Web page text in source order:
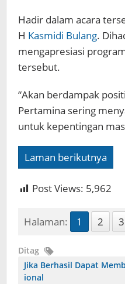
Hadir dalam acara
H Kasmidi Bulang.
mengapresiasi
tersebut.
“Akan berdampak
Pertamina sering
untuk kepentingan
Laman berikutnya
Post Views: 5,962
Halaman: 1 2 3
Ditag
Jika Berhasil Dapat
ional